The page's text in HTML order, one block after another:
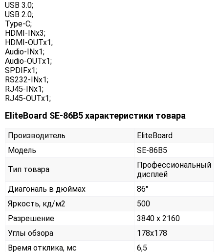
USB 3.0;
USB 2.0;
Type-C;
HDMI-INx3;
HDMI-OUTx1;
Audio-INx1;
Audio-OUTx1;
SPDIFx1;
RS232-INx1;
RJ45-INx1;
RJ45-OUTx1;
EliteBoard SE-86B5 характеристики товара
Производитель
EliteBoard
Модель
SE-86B5
Тип товара
Профессиональный
дисплей
Диагональ в дюймах
86"
Яркость, кд/м2
500
Разрешение
3840 x 2160
Углы обзора
178x178
Время отклика, мс
6,5